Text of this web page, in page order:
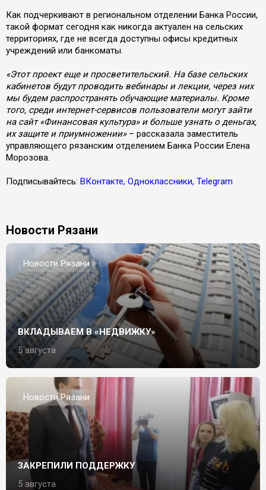
Как подчеркивают в региональном отделении Банка России,
такой формат сегодня как никогда актуален на сельских
территориях, где не всегда доступны офисы кредитных
учреждений или банкоматы.
«Этот проект еще и просветительский. На базе сельских
кабинетов будут проводить вебинары и лекции, через них
мы будем распространять обучающие материалы. Кроме
того, среди интернет-сервисов пользователи могут зайти
на сайт «Финансовая культура» и больше узнать о деньгах,
их защите и приумножении»– рассказала заместитель
управляющего рязанским отделением Банка России Елена
Морозова.
Подписывайтесь: ВКонтакте, Одноклассники, Telegram
Новости Рязани
Новости Рязани
ВКЛАДЫВАЕМ В «НЕДВИЖКУ»
5 августа
Новости Рязани
ЗАКРЕПИЛИ ПОДДЕРЖКУ
5 августа